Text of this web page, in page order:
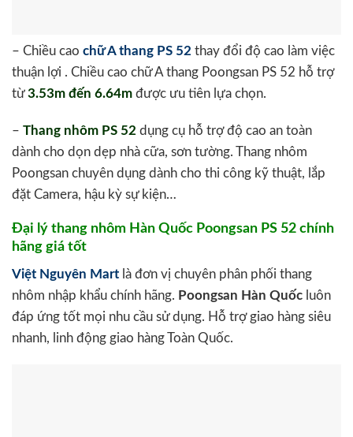
– Chiều cao chữ A thang PS 52 thay đổi độ cao làm việc
thuận lợi . Chiều cao chữ A thang Poongsan PS 52 hỗ trợ
từ3.53m đến 6.64m được ưu tiên lựa chọn.
– Thang nhôm PS 52 dụng cụ hỗ trợ độ cao an toàn
dành cho dọn dẹp nhà cữa, sơn tường. Thang nhôm
Poongsan chuyên dụng dành cho thi công kỹ thuật, lắp
đặt Camera, hậu kỳ sự kiện…
Đại lý thang nhôm Hàn Quốc Poongsan PS 52 chính
hãng giá tốt
Việt Nguyên Mart là đơn vị chuyên phân phối thang
nhôm nhập khẩu chính hãng. Poongsan Hàn Quốc luôn
đáp ứng tốt mọi nhu cầu sử dụng. Hỗ trợ giao hàng siêu
nhanh, linh động giao hàng Toàn Quốc.